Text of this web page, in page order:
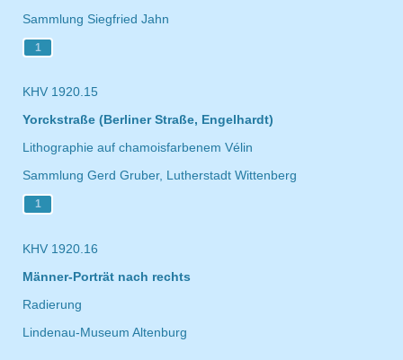
Sammlung Siegfried Jahn
1
KHV 1920.15
Yorckstraße (Berliner Straße, Engelhardt)
Lithographie auf chamoisfarbenem Vélin
Sammlung Gerd Gruber, Lutherstadt Wittenberg
1
KHV 1920.16
Männer-Porträt nach rechts
Radierung
Lindenau-Museum Altenburg